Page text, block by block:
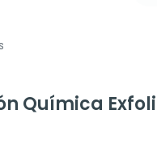
Química